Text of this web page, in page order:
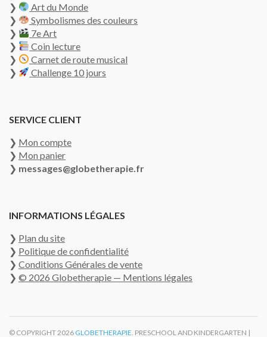
❯
Art du Monde
❯
Symbolismes des couleurs
❯
7e Art
❯
Coin lecture
❯
Carnet de route musical
❯
Challenge 10 jours
SERVICE CLIENT
❯ Mon compte
❯ Mon panier
❯ messages@globetherapie.fr
INFORMATIONS LÉGALES
❯ Plan du site
❯ Politique de confidentialité
❯ Conditions Générales de vente
❯ © 2026 Globetherapie — Mentions légales
© COPYRIGHT 2026 GLOBETHERAPIE. PRESCHOOL AND KINDERGARTEN |